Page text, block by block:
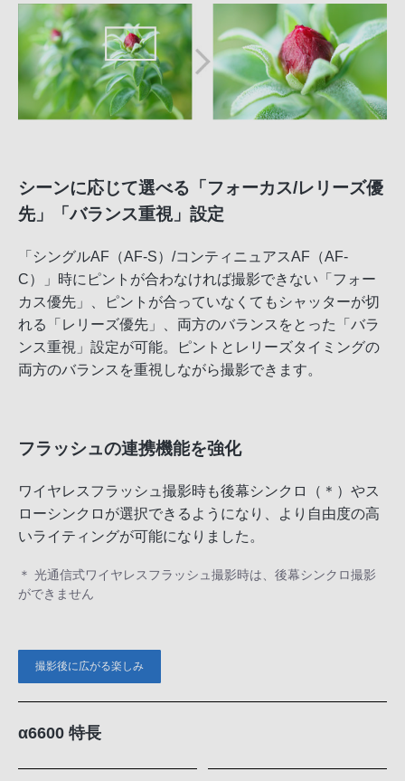
シーンに応じて選べる「フォーカス/レリーズ優
先」「バランス重視」設定
「シングルAF（AF-S）/コンティニュアスAF（AF-
C）」時にピントが合わなければ撮影できない「フォー
カス優先」、ピントが合っていなくてもシャッターが切
れる「レリーズ優先」、両方のバランスをとった「バラ
ンス重視」設定が可能。ピントとレリーズタイミングの
両方のバランスを重視しながら撮影できます。
フラッシュの連携機能を強化
ワイヤレスフラッシュ撮影時も後幕シンクロ（＊）やス
ローシンクロが選択できるようになり、より自由度の高
いライティングが可能になりました。
＊ 光通信式ワイヤレスフラッシュ撮影時は、後幕シンクロ撮影
ができません
撮影後に広がる楽しみ
α6600 特長